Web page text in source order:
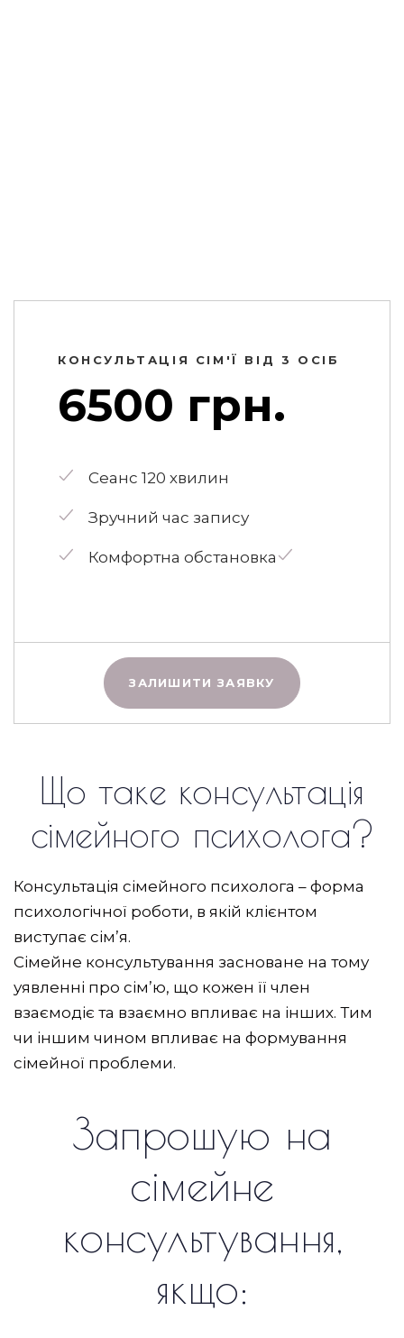
КОНСУЛЬТАЦІЯ СІМ'Ї ВІД 3 ОСІБ
6500 грн.
Сеанс 120 хвилин
Зручний час запису
Комфортна обстановка
ЗАЛИШИТИ ЗАЯВКУ
Що таке консультація
сімейного психолога?
Консультація сімейного психолога – форма
психологічної роботи, в якій клієнтом
виступає сім’я.
Сімейне консультування засноване на тому
уявленні про сім’ю, що кожен її член
взаємодіє та взаємно впливає на інших. Тим
чи іншим чином впливає на формування
сімейної проблеми.
Запрошую на
сімейне
консультування,
якщо: